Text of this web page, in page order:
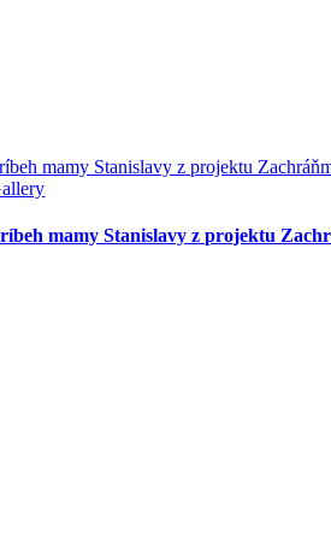
mamy Stanislavy z projektu
mamy Stanislavy z projektu